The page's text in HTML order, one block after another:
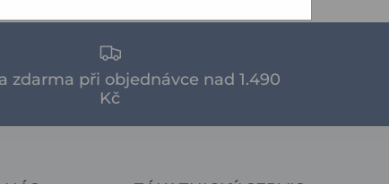
zdarma při objednávce nad 1.490
Kč